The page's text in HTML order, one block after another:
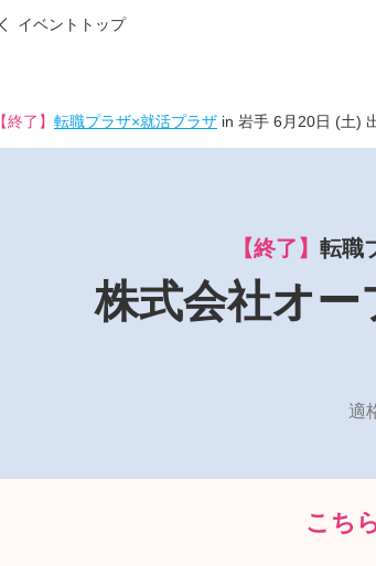
イベントトップ
【終了】 転職プラザ×就活プラザ in 岩手 6月20日 (土)
【終了】 転職
株式会社オ
適
こち